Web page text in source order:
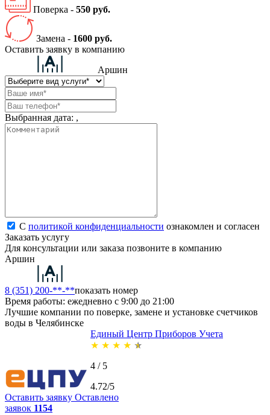
Поверка - 550 руб.
Замена - 1600 руб.
Оставить заявку в компанию
Аршин
Выбранная дата: ,
С политикой конфиденциальности ознакомлен и согласен
Заказать услугу
Для консультации или заказа позвоните в компанию
Аршин
8 (351) 200-**-**показать номер
Время работы: ежедневно с 9:00 до 21:00
Лучшие компании по поверке, замене и установке счетчиков
воды в Челябинске
Единый Центр Приборов Учета
★ ★ ★ ★ ★
4 / 5
4.72/5
Оставить заявку Оставлено
заявок 1154